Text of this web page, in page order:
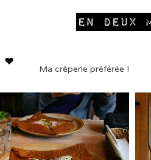
Ma crêperie préférée !